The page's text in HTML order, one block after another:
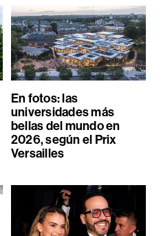
En fotos: las
universidades más
bellas del mundo en
2026, según el Prix
Versailles